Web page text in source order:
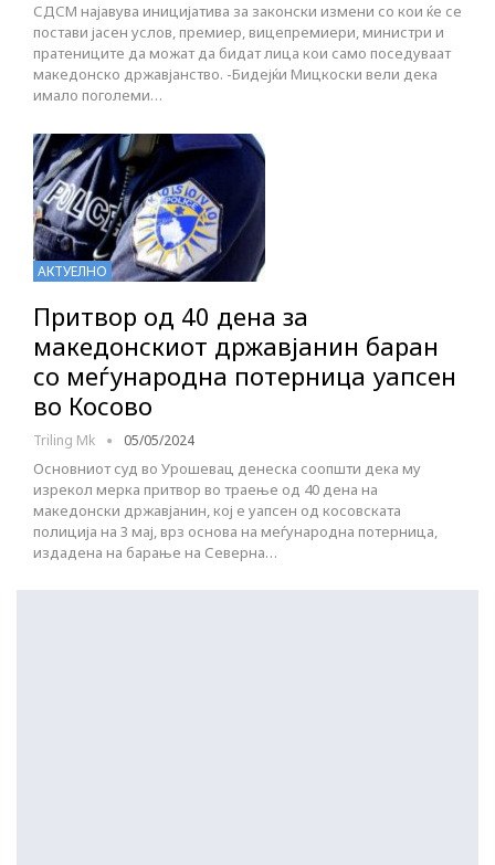
СДСМ најавува иницијатива за законски измени со кои ќе се
постави јасен услов, премиер, вицепремиери, министри и
пратениците да можат да бидат лица кои само поседуваат
македонско државјанство. -Бидејќи Мицкоски вели дека
имало поголеми…
АКТУЕЛНО
Притвор од 40 дена за
македонскиот државјанин баран
со меѓународна потерница уапсен
во Косово
Triling Mk 05/05/2024
Основниот суд во Урошевац денеска соопшти дека му
изрекол мерка притвор во траење од 40 дена на
македонски државјанин, кој е уапсен од косовската
полиција на 3 мај, врз основа на меѓународна потерница,
издадена на барање на Северна…